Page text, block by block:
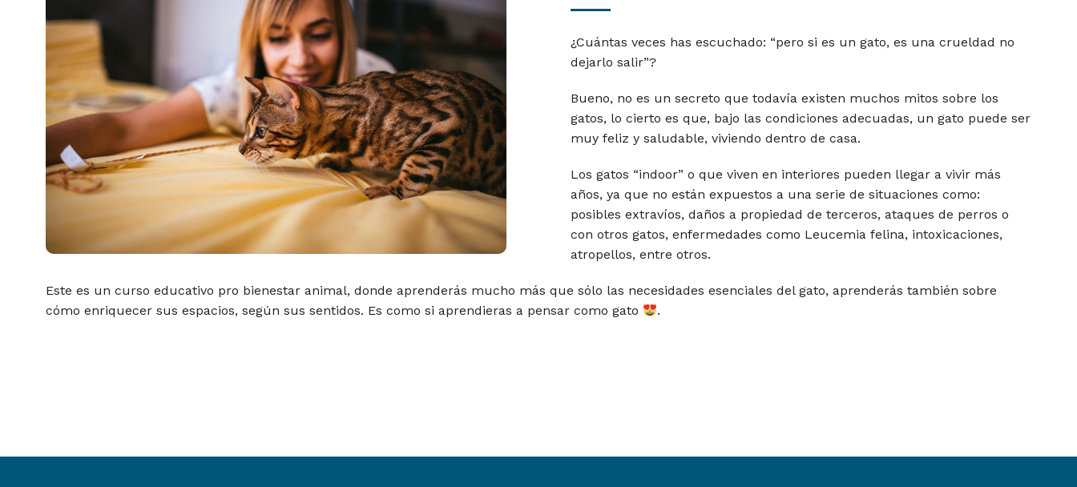
¿Cuántas veces has escuchado: “pero si es un gato, es una crueldad no
dejarlo salir”?
Bueno, no es un secreto que todavía existen muchos mitos sobre los
gatos, lo cierto es que, bajo las condiciones adecuadas, un gato puede ser
muy feliz y saludable, viviendo dentro de casa.
Los gatos “indoor” o que viven en interiores pueden llegar a vivir más
años, ya que no están expuestos a una serie de situaciones como:
posibles extravíos, daños a propiedad de terceros, ataques de perros o
con otros gatos, enfermedades como Leucemia felina, intoxicaciones,
atropellos, entre otros.
Este es un curso educativo pro bienestar animal, donde aprenderás mucho más que sólo las necesidades esenciales del gato, aprenderás también sobre
cómo enriquecer sus espacios, según sus sentidos. Es como si aprendieras a pensar como gato
.